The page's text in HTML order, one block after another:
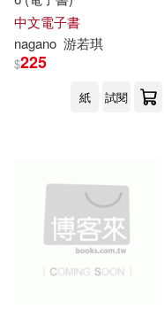
Kunihior (EDT)/
Makoto (EDT)/
Makoto (EDT)/
中文電子書
nagano 游若琪
$225
紙 試閱